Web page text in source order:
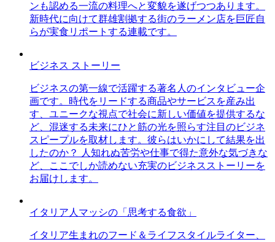
ンも認める一流の料理へと変貌を遂げつつあります。
新時代に向けて群雄割拠する街のラーメン店を巨匠自
らが実食リポートする連載です。
ビジネス ストーリー
ビジネスの第一線で活躍する著名人のインタビュー企
画です。時代をリードする商品やサービスを産み出
す、ユニークな視点で社会に新しい価値を提供するな
ど、混迷する未来にひと筋の光を照らす注目のビジネ
スピープルを取材します。彼らはいかにして結果を出
したのか？ 人知れぬ苦労や仕事で得た意外な気づきな
ど、ここでしか読めない充実のビジネスストーリーを
お届けします。
イタリア人マッシの「思考する食欲」
イタリア生まれのフード＆ライフスタイルライター、